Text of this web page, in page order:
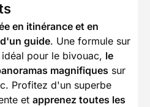
en itinérance et en
guide. Une formule sur
pour le bivouac, le
magnifiques sur
Profitez d'un superbe
et apprenez toutes les